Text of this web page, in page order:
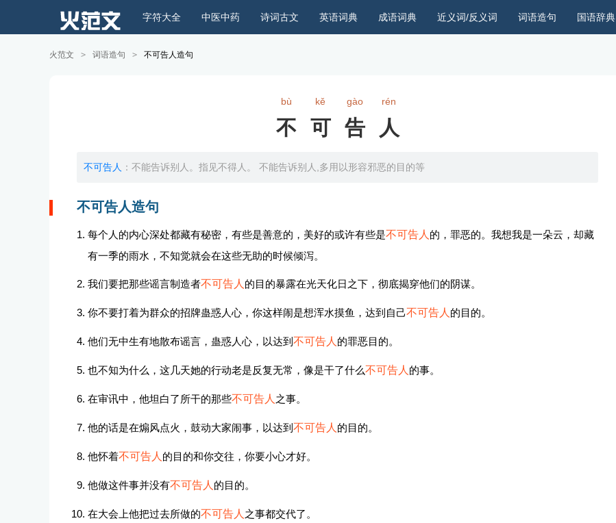
国语辞典
词语造句
近义词/反义词
成语词典
英语词典
诗词古文
中医中药
字符大全
火范文 > 词语造句 > 不可告人造句
bù kě gào rén
不可告人
不可告人 ：不能告诉别人。指见不得人。 不能告诉别人,多用以形容邪恶的目的等
不可告人造句
每个人的内心深处都藏有秘密，有些是善意的，美好的或许有些是不可告人 的，罪恶的。我想我是一朵云，却藏
有一季的雨水，不知觉就会在这些无助的时候倾泻。
我们要把那些谣言制造者不可告人 的目的暴露在光天化日之下，彻底揭穿他们的阴谋。
你不要打着为群众的招牌蛊惑人心，你这样闹是想浑水摸鱼，达到自己不可告人 的目的。
他们无中生有地散布谣言，蛊惑人心，以达到 不可告人 的罪恶目的。
也不知为什么，这几天她的行动老是反复无常，像是干了什么不可告人 的事。
在审讯中，他坦白了所干的那些不可告人 之事。
他的话是在煽风点火，鼓动大家闹事，以达到 不可告人 的目的。
他怀着不可告人 的目的和你交往，你要小心才好。
他做这件事并没有不可告人 的目的。
在大会上他把过去所做的不可告人 之事都交代了。